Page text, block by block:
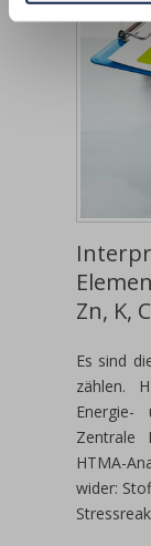
Zn, K,
Es sind
zählen.
Energie-
Zentrale
HTMA-
wider: